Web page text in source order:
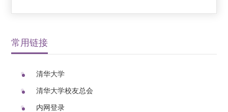
常用链接
清华大学
清华大学校友总会
内网登录